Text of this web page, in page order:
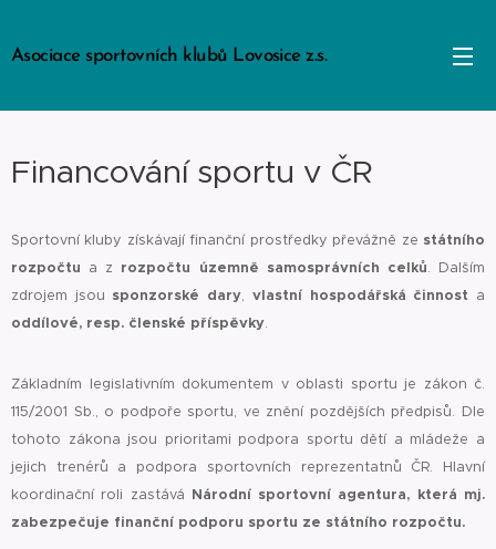
Asociace sportovních klubů Lovosice z.s.
Financování sportu v ČR
Sportovní kluby získávají finanční prostředky převážně ze státního
rozpočtu a z rozpočtu územně samosprávních celků. Dalším
zdrojem jsou sponzorské dary, vlastní hospodářská činnost a
oddílové, resp. členské příspěvky.
Základním legislativním dokumentem v oblasti sportu je zákon č.
115/2001 Sb., o podpoře sportu, ve znění pozdějších předpisů. Dle
tohoto zákona jsou prioritami podpora sportu dětí a mládeže a
jejich trenérů a podpora sportovních reprezentatnů ČR. Hlavní
koordinační roli zastává Národní sportovní agentura, která mj.
zabezpečuje finanční podporu sportu ze státního rozpočtu.